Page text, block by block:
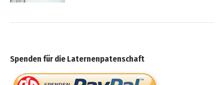
Spenden für die Laternenpatenschaft